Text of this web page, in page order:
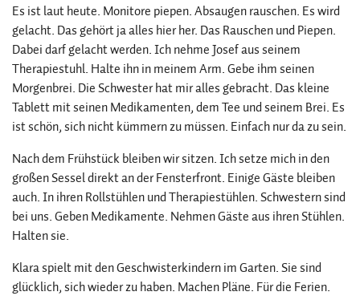
Es ist laut heute. Monitore piepen. Absaugen rauschen. Es wird
gelacht. Das gehört ja alles hier her. Das Rauschen und Piepen.
Dabei darf gelacht werden. Ich nehme Josef aus seinem
Therapiestuhl. Halte ihn in meinem Arm. Gebe ihm seinen
Morgenbrei. Die Schwester hat mir alles gebracht. Das kleine
Tablett mit seinen Medikamenten, dem Tee und seinem Brei. Es
ist schön, sich nicht kümmern zu müssen. Einfach nur da zu sein.
Nach dem Frühstück bleiben wir sitzen. Ich setze mich in den
großen Sessel direkt an der Fensterfront. Einige Gäste bleiben
auch. In ihren Rollstühlen und Therapiestühlen. Schwestern sind
bei uns. Geben Medikamente. Nehmen Gäste aus ihren Stühlen.
Halten sie.
Klara spielt mit den Geschwisterkindern im Garten. Sie sind
glücklich, sich wieder zu haben. Machen Pläne. Für die Ferien.